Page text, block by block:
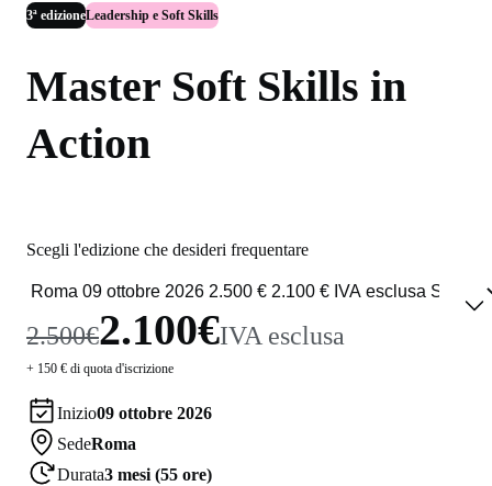
3ª edizioneLeadership e Soft Skills
Master Soft Skills in
Action
Scegli l'edizione che desideri frequentare
2.500€2.100€IVA esclusa
+ 150 € di quota d'iscrizione
Inizio09 ottobre 2026
SedeRoma
Durata3 mesi (55 ore)